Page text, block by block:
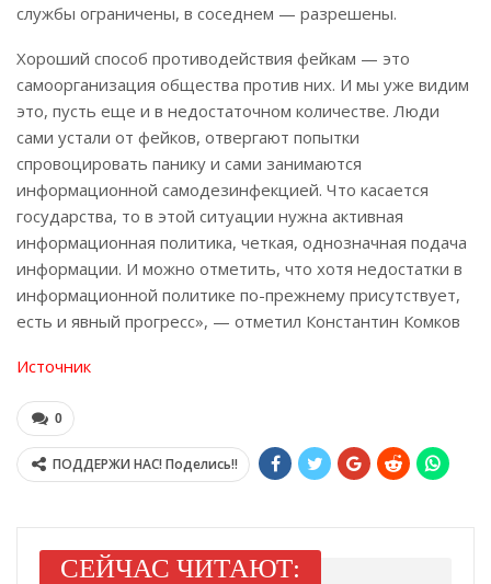
службы ограничены, в соседнем — разрешены.
Хороший способ противодействия фейкам — это
самоорганизация общества против них. И мы уже видим
это, пусть еще и в недостаточном количестве. Люди
сами устали от фейков, отвергают попытки
спровоцировать панику и сами занимаются
информационной самодезинфекцией. Что касается
государства, то в этой ситуации нужна активная
информационная политика, четкая, однозначная подача
информации. И можно отметить, что хотя недостатки в
информационной политике по-прежнему присутствует,
есть и явный прогресс», — отметил Константин Комков
Источник
0
ПОДДЕРЖИ НАС! Поделись!!
СЕЙЧАС ЧИТАЮТ: